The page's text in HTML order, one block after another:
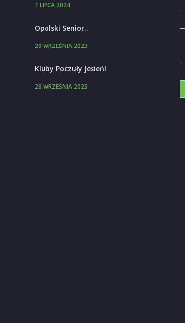
1 LIPCA 2024
Opolski Senior..
29 WRZEŚNIA 2023
Kluby Poczuły Jesień!
28 WRZEŚNIA 2023